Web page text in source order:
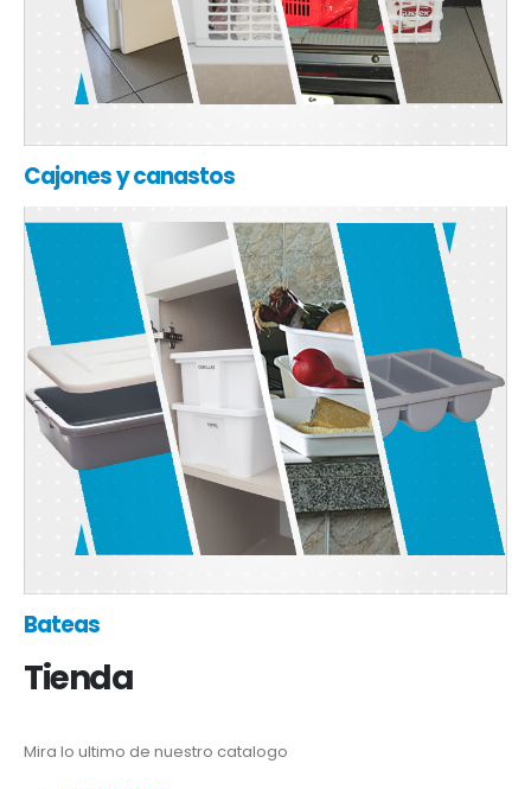
Cajones y canastos
Bateas
Tienda
Mira lo ultimo de nuestro catalogo